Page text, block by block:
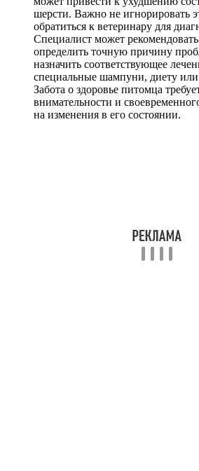
шерсти. Важно не игнорировать
обратиться к ветеринару для
Специалист может
определить точную причину
назначить соответствующее
специальные шампуни, диету
Забота о здоровье питомца
внимательности и
на изменения в его состоянии.